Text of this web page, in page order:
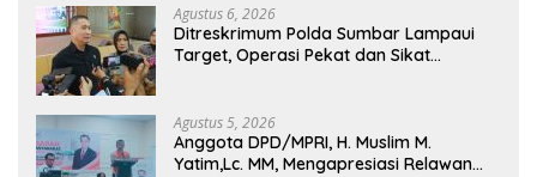
Agustus 6, 2026
Ditreskrimum Polda Sumbar Lampaui
Target, Operasi Pekat dan Sikat
Agustus 5, 2026
Anggota DPD/MPRI, H. Muslim M.
Yatim,Lc. MM, Mengapresiasi Relawan